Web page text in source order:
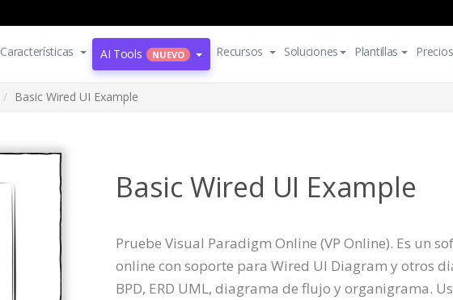
Características AI Tools NUEVO Recursos Soluciones Plantillas Precios
Basic Wired UI Example
Basic Wired UI Example
Pruebe Visual Paradigm Online (VP Online). Es un
online con soporte para Wired UI Diagram y otros
BPD, ERD UML, diagrama de flujo y organigrama.